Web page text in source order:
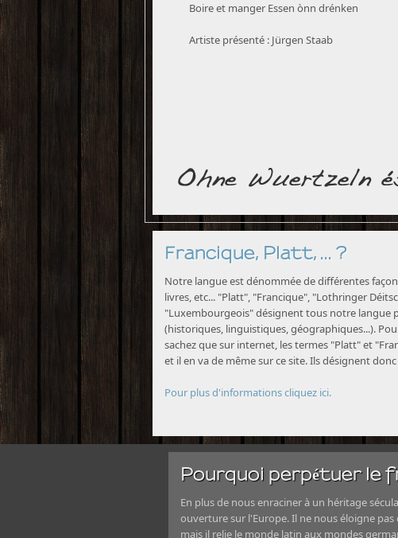
Boire et manger Essen ònn drénken
Artiste présenté : Jürgen Staab
Francique, Platt, ... ?
Notre langue est dénommée de différentes
livres, etc... "Platt", "Francique", "Lothringer
"Luxembourgeois" désignent tous notre langue
(historiques, linguistiques, géographiques...).
sachez que sur internet, les termes "Platt" et
et il en va de même sur ce site. Ils désignent
Pour plus d'informations cliquez ici.
Pourquoi perpétuer le
En plus de nous enraciner à un héritage
ouverture sur l'Europe. Il ne nous éloigne pas
mais il relie le monde latin aux mondes